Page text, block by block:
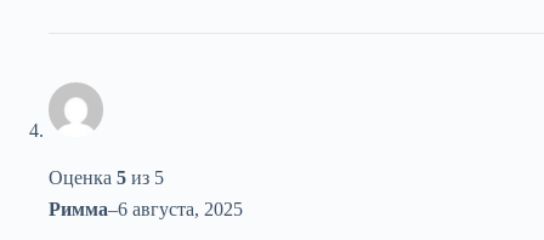
Оценка 5 из 5
Римма–6 августа, 2025